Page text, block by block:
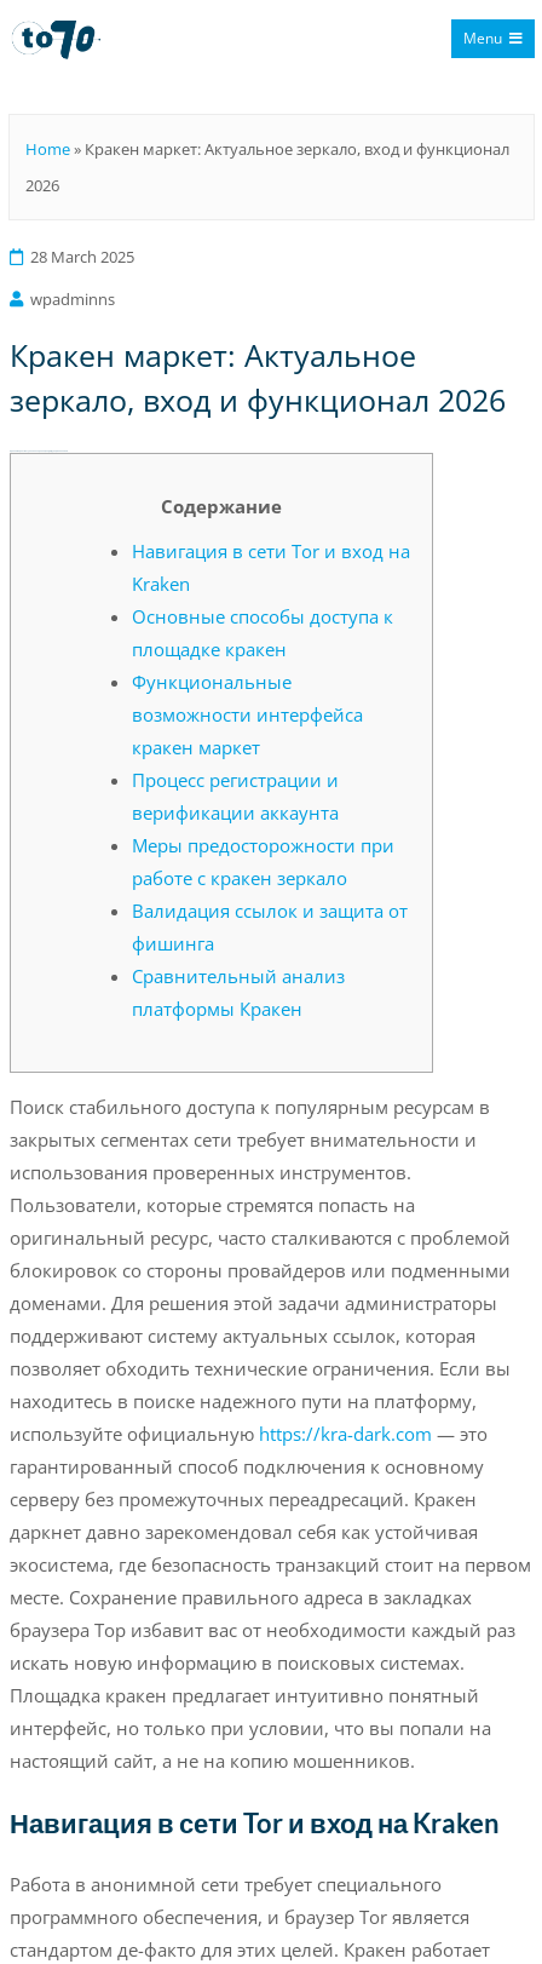
Menu
Home» Кракен маркет: Актуальное зеркало, вход и функционал
2026
28 March 2025
wpadminns
Кракен маркет: Актуальное
зеркало, вход и функционал 2026
Содержание
Навигация в сети Tor и вход на
Kraken
Основные способы доступа к
площадке кракен
Функциональные
возможности интерфейса
кракен маркет
Процесс регистрации и
верификации аккаунта
Меры предосторожности при
работе с кракен зеркало
Валидация ссылок и защита от
фишинга
Сравнительный анализ
платформы Кракен
Поиск стабильного доступа к популярным ресурсам в
закрытых сегментах сети требует внимательности и
использования проверенных инструментов.
Пользователи, которые стремятся попасть на
оригинальный ресурс, часто сталкиваются с проблемой
блокировок со стороны провайдеров или подменными
доменами. Для решения этой задачи администраторы
поддерживают систему актуальных ссылок, которая
позволяет обходить технические ограничения. Если вы
находитесь в поиске надежного пути на платформу,
используйте официальную https://kra-dark.com — это
гарантированный способ подключения к основному
серверу без промежуточных переадресаций. Кракен
даркнет давно зарекомендовал себя как устойчивая
экосистема, где безопасность транзакций стоит на первом
месте. Сохранение правильного адреса в закладках
браузера Тор избавит вас от необходимости каждый раз
искать новую информацию в поисковых системах.
Площадка кракен предлагает интуитивно понятный
интерфейс, но только при условии, что вы попали на
настоящий сайт, а не на копию мошенников.
Навигация в сети Tor и вход на Kraken
Работа в анонимной сети требует специального
программного обеспечения, и браузер Tor является
стандартом де-факто для этих целей. Кракен работает